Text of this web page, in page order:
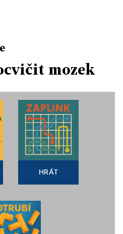
mozek
HRÁT